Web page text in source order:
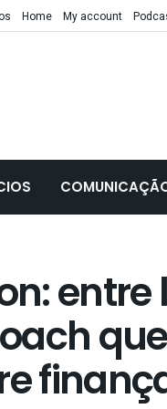
Home My account
entre